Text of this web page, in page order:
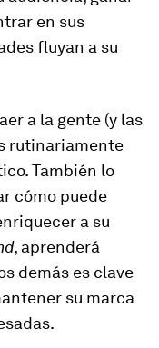
en sus
fluyan a su
a la gente (y las
rutinariamente
También lo
cómo puede
a su
, aprenderá
demás es clave
su marca